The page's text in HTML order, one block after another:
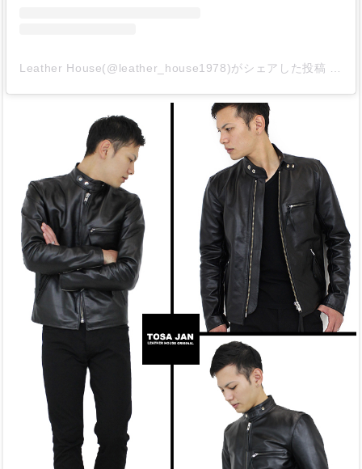
Leather House(@leather_house1978)がシェアした投稿